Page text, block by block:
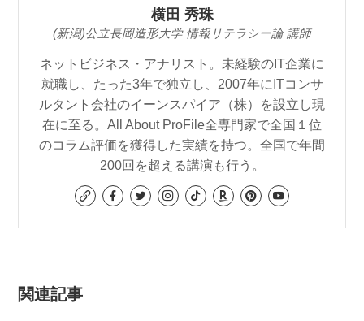
横田 秀珠
(新潟)公立長岡造形大学 情報リテラシー論 講師
ネットビジネス・アナリスト。未経験のIT企業に
就職し、たった3年で独立し、2007年にITコンサ
ルタント会社のイーンスパイア（株）を設立し現
在に至る。All About ProFile全専門家で全国１位
のコラム評価を獲得した実績を持つ。全国で年間
200回を超える講演も行う。
関連記事